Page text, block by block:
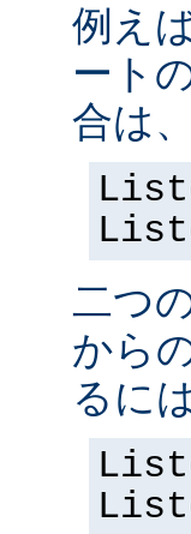
例え
ート
合は
二つ
から
るに